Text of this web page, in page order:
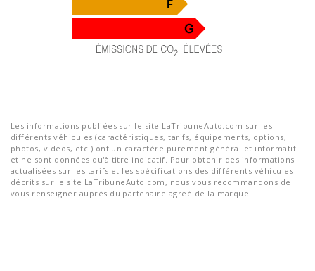
Les informations publiées sur le site LaTribuneAuto.com sur les
différents véhicules (caractéristiques, tarifs, équipements, options,
photos, vidéos, etc.) ont un caractère purement général et informatif
et ne sont données qu'à titre indicatif. Pour obtenir des informations
actualisées sur les tarifs et les spécifications des différents véhicules
décrits sur le site LaTribuneAuto.com, nous vous recommandons de
vous renseigner auprès du partenaire agréé de la marque.